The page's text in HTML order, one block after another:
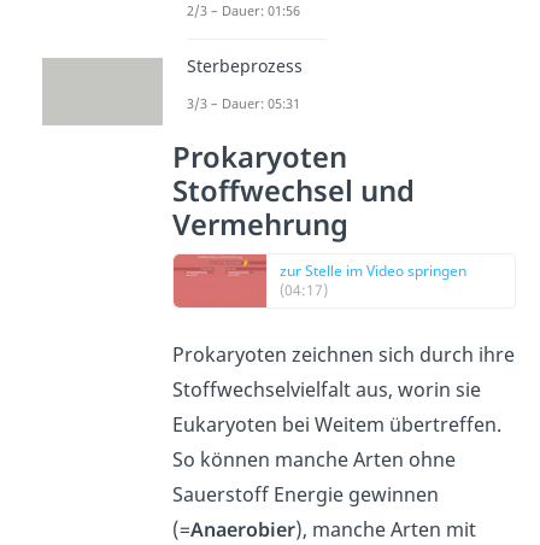
Prokaryoten
Stoffwechsel und
Vermehrung
zur Stelle im Video springen
(04:17)
Prokaryoten zeichnen sich durch ihre
Stoffwechselvielfalt aus, worin sie
Eukaryoten bei Weitem übertreffen.
So können manche Arten ohne
Sauerstoff Energie gewinnen
(=Anaerobier), manche Arten mit
2/3 – Dauer: 01:56
Sterbeprozess
3/3 – Dauer: 05:31